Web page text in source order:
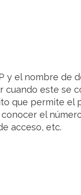
y el nombre de
cuando este se
que permite el
el
acceso, etc.